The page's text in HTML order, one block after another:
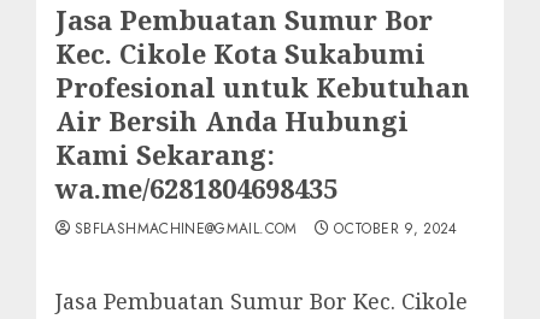
Jasa Pembuatan Sumur Bor
Kec. Cikole Kota Sukabumi
Profesional untuk Kebutuhan
Air Bersih Anda Hubungi
Kami Sekarang:
wa.me/6281804698435
SBFLASHMACHINE@GMAIL.COM OCTOBER 9, 2024
Jasa Pembuatan Sumur Bor Kec. Cikole